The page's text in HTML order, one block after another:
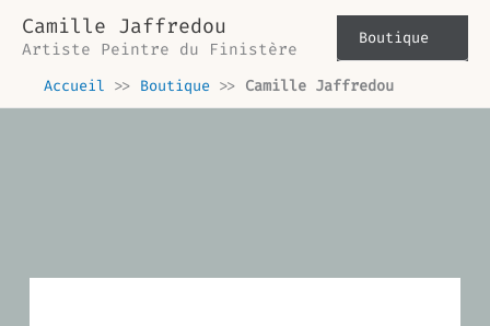
contenu
Camille Jaffredou
Artiste Peintre du Finistère
Boutique
Accueil >> Boutique >> Camille Jaffredou
du
plus
récent
plus
ancien